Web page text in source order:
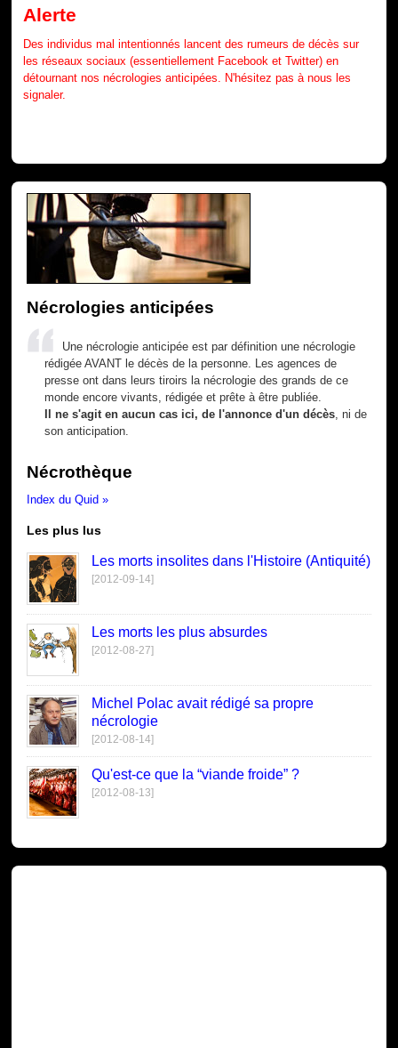
Alerte
Des individus mal intentionnés lancent des rumeurs de décès sur
les réseaux sociaux (essentiellement Facebook et Twitter) en
détournant nos nécrologies anticipées. N'hésitez pas à nous les
signaler.
Nécrologies anticipées
Une nécrologie anticipée est par définition une nécrologie
rédigée AVANT le décès de la personne. Les agences de
presse ont dans leurs tiroirs la nécrologie des grands de ce
monde encore vivants, rédigée et prête à être publiée.
Il ne s'agit en aucun cas ici, de l'annonce d'un décès , ni de
son anticipation.
Nécrothèque
Index du Quid »
Les plus lus
Les morts insolites dans l'Histoire (Antiquité)
[2012-09-14]
Les morts les plus absurdes
[2012-08-27]
Michel Polac avait rédigé sa propre
nécrologie
[2012-08-14]
Qu'est-ce que la “viande froide” ?
[2012-08-13]